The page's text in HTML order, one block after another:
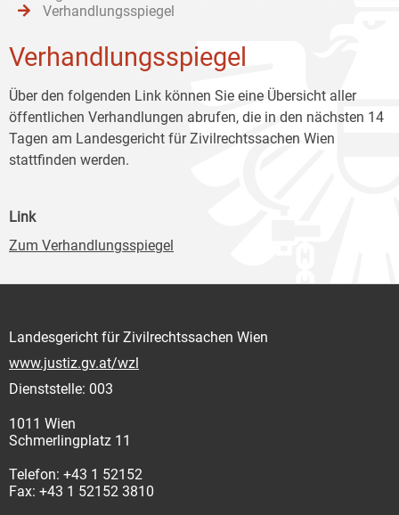
Verhandlungsspiegel
Verhandlungsspiegel
Über den folgenden Link können Sie eine Übersicht aller
öffentlichen Verhandlungen abrufen, die in den nächsten 14
Tagen am Landesgericht für Zivilrechtssachen Wien
stattfinden werden.
Link
Zum Verhandlungsspiegel
Landesgericht für Zivilrechtssachen Wien
www.justiz.gv.at/wzl
Dienststelle: 003
1011 Wien
Schmerlingplatz 11
Telefon: +43 1 52152
Fax: +43 1 52152 3810